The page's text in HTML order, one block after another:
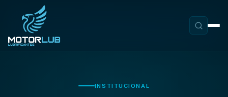
INSTITUCIONAL